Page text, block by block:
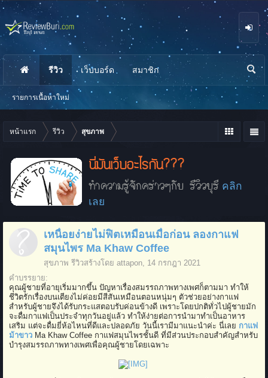
หน้าแรก รีวิว สุขภาพ
นี่มันเว็บอะไรกัน???
ทำความรู้จักคร่าวๆกับ รีวิวบุรี คลิก
เลย
เหนื่อยง่ายไม่ฟิตเหมือนเมื่อก่อน ลองกาแฟ
สมุนไพร Ma Khaw Coffee
สุขภาพ รีวิวสร้างโดย attapon, 14 กรกฎา 2021
คำบรรยาย:
คุณผู้ชายที่อายุเริ่มมากขึ้น ปัญหาเรื่องสมรรถภาพทางเพศก็ตามมา ทำให้
ชีวิตรักเรื่องบนเตียงไม่ค่อยมีสีสันเหมือนตอนหนุ่มๆ ตัวช่วยอย่างกาแฟ
สำหรับผู้ชายจึงได้รับกระแสตอบรับค่อนข้างดี เพราะโดยปกติทั่วไปผู้ชายมัก
จะดื่มกาแฟเป็นประจำทุกวันอยู่แล้ว ทำให้ง่ายต่อการนำมาทำเป็นอาหาร
เสริม แต่จะดื่มยี่ห้อไหนที่ดีและปลอดภัย วันนี้เรามีมาแนะนำค่ะ นี่เลย กาแฟ
ม้าขาว Ma Khaw Coffee กาแฟสมุนไพรชั้นดี ที่มีส่วนประกอบสำคัญสำหรับ
บำรุงสมรรถภาพทางเพศเพื่อคุณผู้ชายโดยเฉพาะ
รีวิว
รายการเนื้อหาใหม่
เว็บบอร์ด สมาชิก
นห
า